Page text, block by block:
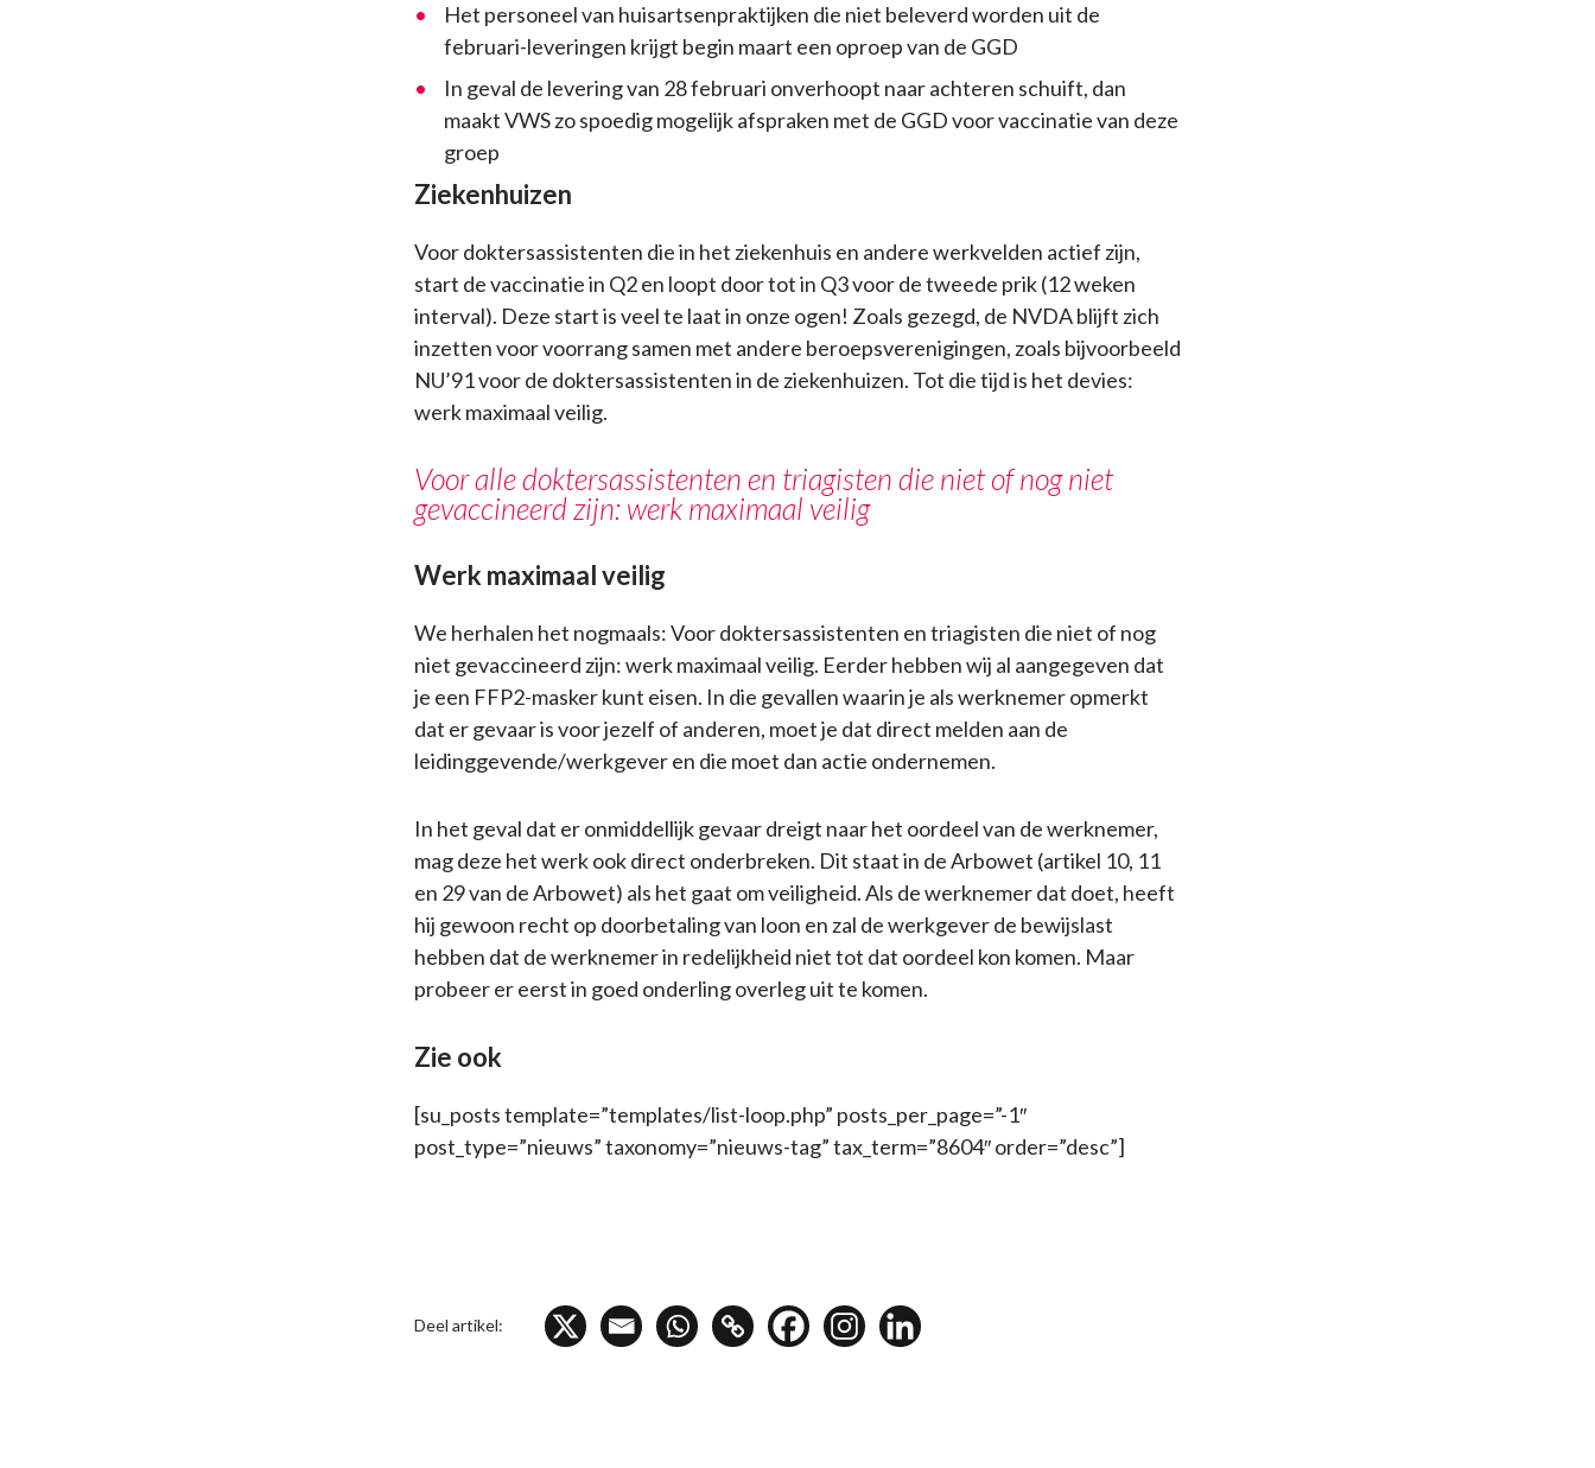
Het personeel van huisartsenpraktijken die niet beleverd worden uit de
februari-leveringen krijgt begin maart een oproep van de GGD
In geval de levering van 28 februari onverhoopt naar achteren schuift, dan
maakt VWS zo spoedig mogelijk afspraken met de GGD voor vaccinatie van deze
groep
Ziekenhuizen
Voor doktersassistenten die in het ziekenhuis en andere werkvelden actief zijn,
start de vaccinatie in Q2 en loopt door tot in Q3 voor de tweede prik (12 weken
interval). Deze start is veel te laat in onze ogen! Zoals gezegd, de NVDA blijft zich
inzetten voor voorrang samen met andere beroepsverenigingen, zoals bijvoorbeeld
NU’91 voor de doktersassistenten in de ziekenhuizen. Tot die tijd is het devies:
werk maximaal veilig.
Voor alle doktersassistenten en triagisten die niet of nog niet
gevaccineerd zijn: werk maximaal veilig
Werk maximaal veilig
We herhalen het nogmaals: Voor doktersassistenten en triagisten die niet of nog
niet gevaccineerd zijn: werk maximaal veilig. Eerder hebben wij al aangegeven dat
je een FFP2-masker kunt eisen. In die gevallen waarin je als werknemer opmerkt
dat er gevaar is voor jezelf of anderen, moet je dat direct melden aan de
leidinggevende/werkgever en die moet dan actie ondernemen.
In het geval dat er onmiddellijk gevaar dreigt naar het oordeel van de werknemer,
mag deze het werk ook direct onderbreken. Dit staat in de Arbowet (artikel 10, 11
en 29 van de Arbowet) als het gaat om veiligheid. Als de werknemer dat doet, heeft
hij gewoon recht op doorbetaling van loon en zal de werkgever de bewijslast
hebben dat de werknemer in redelijkheid niet tot dat oordeel kon komen. Maar
probeer er eerst in goed onderling overleg uit te komen.
Zie ook
[su_posts template=”templates/list-loop.php” posts_per_page=”-1″
post_type=”nieuws” taxonomy=”nieuws-tag” tax_term=”8604″ order=”desc”]
Deel artikel: